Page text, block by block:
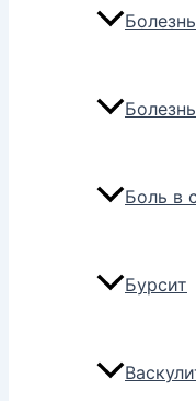
Боль в
Бурсит